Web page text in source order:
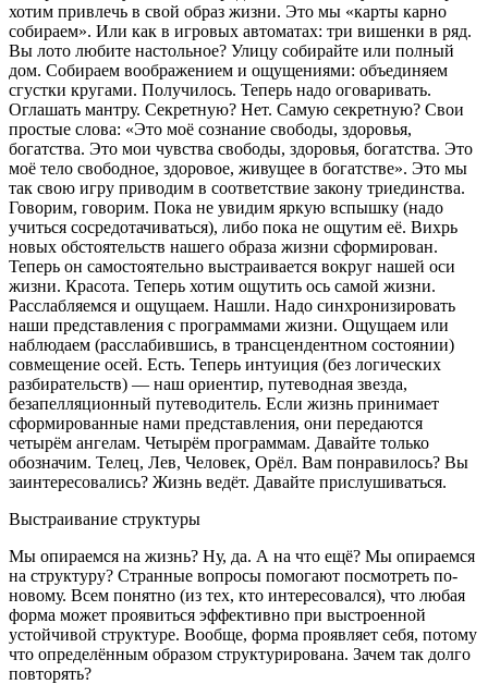
хотим привлечь в свой образ жизни. Это мы «карты карно
собираем». Или как в игровых автоматах: три вишенки в ряд.
Вы лото любите настольное? Улицу собирайте или полный
дом. Собираем воображением и ощущениями: объединяем
сгустки кругами. Получилось. Теперь надо оговаривать.
Оглашать мантру. Секретную? Нет. Самую секретную? Свои
простые слова: «Это моё сознание свободы, здоровья,
богатства. Это мои чувства свободы, здоровья, богатства. Это
моё тело свободное, здоровое, живущее в богатстве». Это мы
так свою игру приводим в соответствие закону триединства.
Говорим, говорим. Пока не увидим яркую вспышку (надо
учиться сосредотачиваться), либо пока не ощутим её. Вихрь
новых обстоятельств нашего образа жизни сформирован.
Теперь он самостоятельно выстраивается вокруг нашей оси
жизни. Красота. Теперь хотим ощутить ось самой жизни.
Расслабляемся и ощущаем. Нашли. Надо синхронизировать
наши представления с программами жизни. Ощущаем или
наблюдаем (расслабившись, в трансцендентном состоянии)
совмещение осей. Есть. Теперь интуиция (без логических
разбирательств) — наш ориентир, путеводная звезда,
безапелляционный путеводитель. Если жизнь принимает
сформированные нами представления, они передаются
четырём ангелам. Четырём программам. Давайте только
обозначим. Телец, Лев, Человек, Орёл. Вам понравилось? Вы
заинтересовались? Жизнь ведёт. Давайте прислушиваться.
Выстраивание структуры
Мы опираемся на жизнь? Ну, да. А на что ещё? Мы опираемся
на структуру? Странные вопросы помогают посмотреть по-
новому. Всем понятно (из тех, кто интересовался), что любая
форма может проявиться эффективно при выстроенной
устойчивой структуре. Вообще, форма проявляет себя, потому
что определённым образом структурирована. Зачем так долго
повторять?